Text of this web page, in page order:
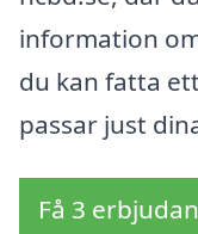
information
du kan fatta
passar just
Få 3